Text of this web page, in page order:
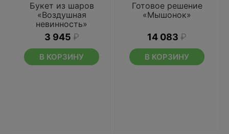
Букет из шаров
«Воздушная
невинность»
3 945 ₽
В КОРЗИНУ
Готовое решение
«Мышонок»
14 083 ₽
В КОРЗИНУ